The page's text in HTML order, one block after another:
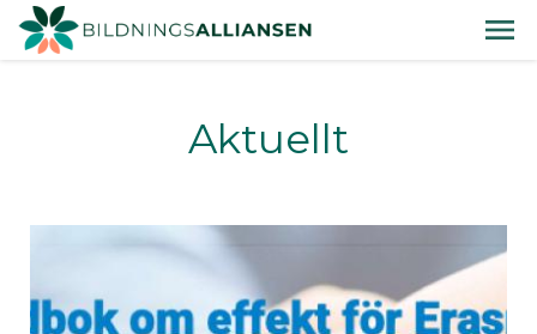
Aktuellt